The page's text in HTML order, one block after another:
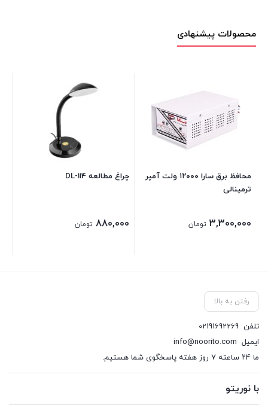
محصولات پیشنهادی
محافظ برق سارا ۱۲۰۰۰ ولت آمپر
ترمینالی
3,300,000 تومان
چراغ مطالعه DL-114
880,000 تومان
رفتن به بالا
تلفن 02191692269
ایمیل info@noorito.com
ما ۲۴ ساعته ۷ روز هفته پاسخگوی شما هستیم.
با نوریتو